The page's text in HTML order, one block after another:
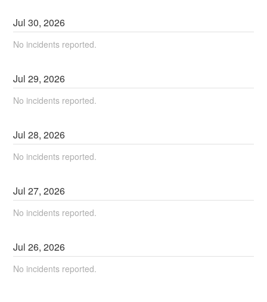
Jul30,2026
No incidents reported.
Jul29,2026
No incidents reported.
Jul28,2026
No incidents reported.
Jul27,2026
No incidents reported.
Jul26,2026
No incidents reported.